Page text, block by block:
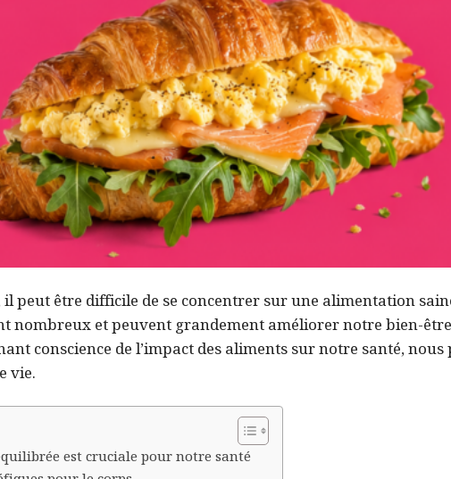
peut être difficile de se concentrer sur une alimentation
nombreux et peuvent grandement améliorer notre bien-
conscience de l’impact des aliments sur notre santé,
vie.
est cruciale pour notre santé